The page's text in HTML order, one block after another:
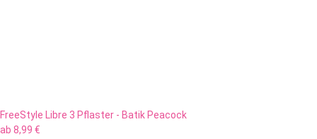
FreeStyle Libre 3 Pflaster - Batik Peacock
ab 8,99 €